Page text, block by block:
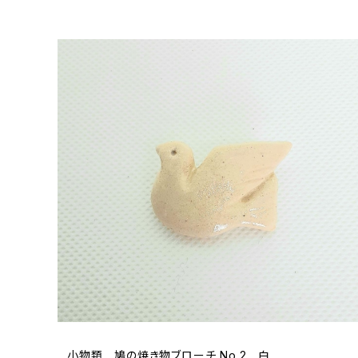
小物類 鳩の焼き物ブローチ No.2 白